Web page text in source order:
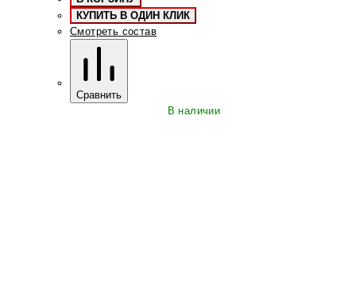
КУПИТЬ В ОДИН КЛИК
Смотреть состав
Сравнить
В наличии